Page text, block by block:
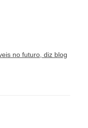
no futuro, diz blog